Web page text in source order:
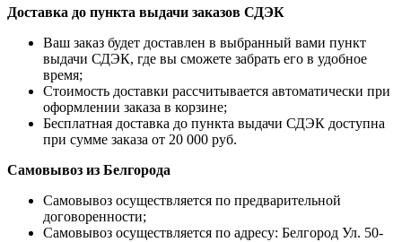
Доставка до пункта выдачи заказов СДЭК
Ваш заказ будет доставлен в выбранный вами пункт
выдачи СДЭК, где вы сможете забрать его в удобное
время;
Стоимость доставки рассчитывается автоматически при
оформлении заказа в корзине;
Бесплатная доставка до пункта выдачи СДЭК доступна
при сумме заказа от 20 000 руб.
Самовывоз из Белгорода
Самовывоз осуществляется по предварительной
договоренности;
Самовывоз осуществляется по адресу: Белгород Ул. 50-